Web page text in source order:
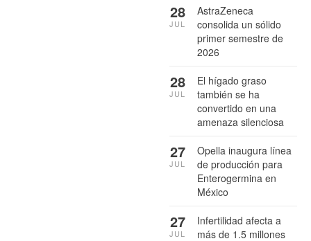
AstraZeneca
consolida un sólido
primer semestre de
2026
28
JUL
El hígado graso
también se ha
convertido en una
amenaza silenciosa
28
JUL
Opella inaugura línea
de producción para
Enterogermina en
México
27
JUL
Infertilidad afecta a
más de 1.5 millones
27
JUL